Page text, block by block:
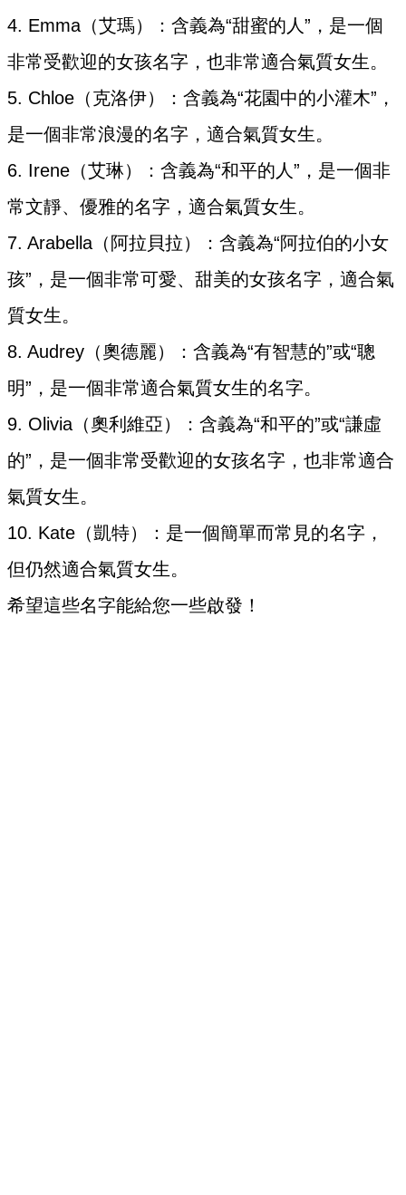
4. Emma（艾瑪）：含義為“甜蜜的人”，是一個
非常受歡迎的女孩名字，也非常適合氣質女生。
5. Chloe（克洛伊）：含義為“花園中的小灌木”，
是一個非常浪漫的名字，適合氣質女生。
6. Irene（艾琳）：含義為“和平的人”，是一個非
常文靜、優雅的名字，適合氣質女生。
7. Arabella（阿拉貝拉）：含義為“阿拉伯的小女
孩”，是一個非常可愛、甜美的女孩名字，適合氣
質女生。
8. Audrey（奧德麗）：含義為“有智慧的”或“聰
明”，是一個非常適合氣質女生的名字。
9. Olivia（奧利維亞）：含義為“和平的”或“謙虛
的”，是一個非常受歡迎的女孩名字，也非常適合
氣質女生。
10. Kate（凱特）：是一個簡單而常見的名字，
但仍然適合氣質女生。
希望這些名字能給您一些啟發！